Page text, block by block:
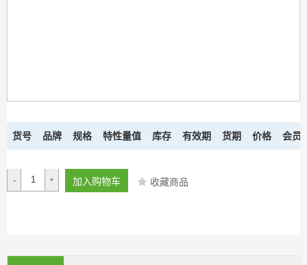
货号 品牌 规格 特性量值 库存 有效期 货期 价格 会员
- + 加入购物车 收藏商品